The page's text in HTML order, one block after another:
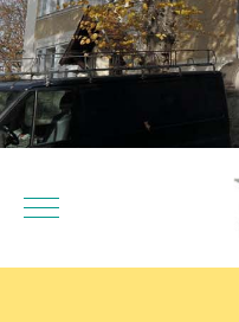
Mobile Menu Toggle